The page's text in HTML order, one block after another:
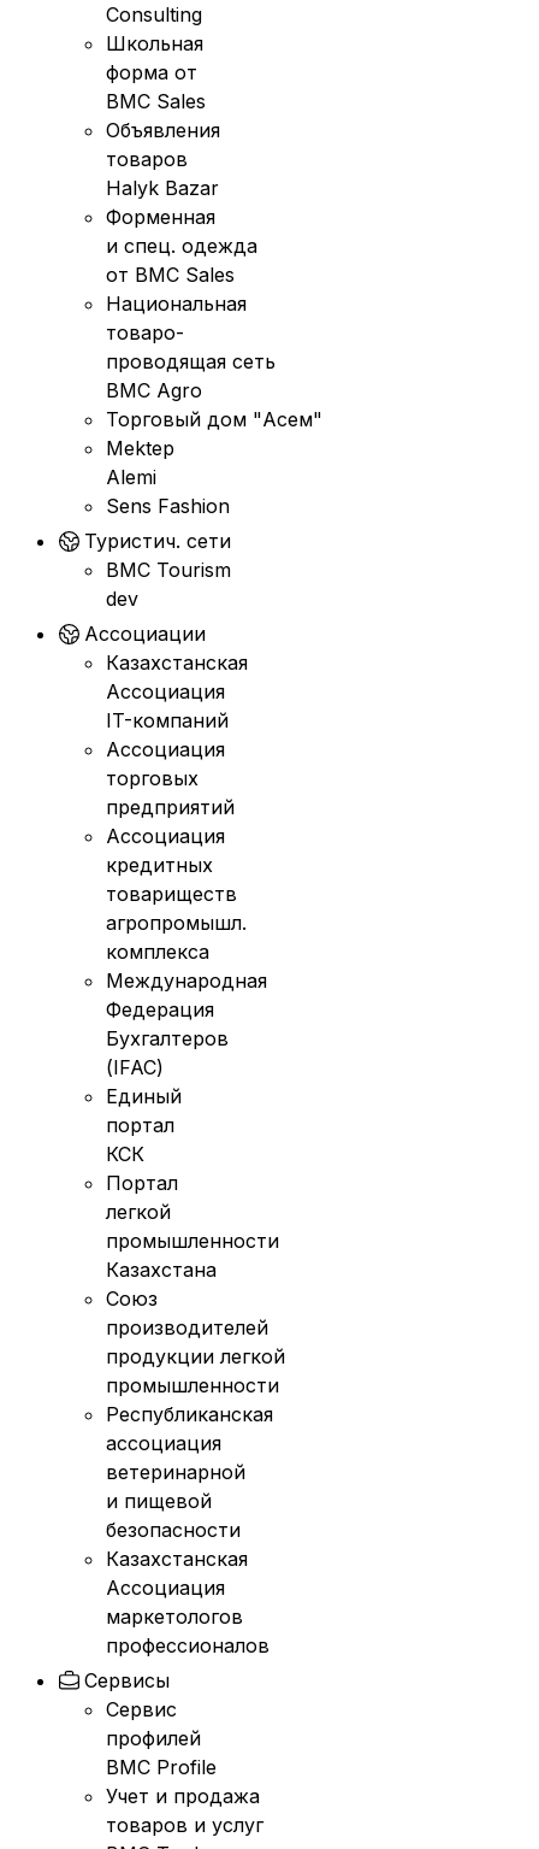
Consulting
Школьная
форма от
BMC Sales
Объявления
товаров
Halyk Bazar
Форменная
и спец. одежда
от BMC Sales
Национальная
товаро-
проводящая сеть
BMC Agro
Торговый дом "Асем"
Mektep
Alemi
Sens Fashion
Туристич. сети
BMC Tourism
dev
Ассоциации
Казахстанская
Ассоциация
IT-компаний
Ассоциация
торговых
предприятий
Ассоциация
кредитных
товариществ
агропромышл.
комплекса
Международная
Федерация
Бухгалтеров
(IFAC)
Единый
портал
КСК
Портал
легкой
промышленности
Казахстана
Союз
производителей
продукции легкой
промышленности
Республиканская
ассоциация
ветеринарной
и пищевой
безопасности
Казахстанская
Ассоциация
маркетологов
профессионалов
Сервисы
Сервис
профилей
BMC Profile
Учет и продажа
товаров и услуг